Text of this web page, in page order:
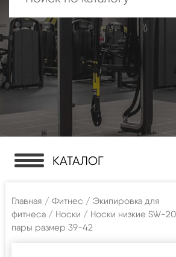
КАТАЛОГ
Главная / Фитнес / Экипировка для
фитнеса / Носки / Носки низкие SW-
пары размер 39-42